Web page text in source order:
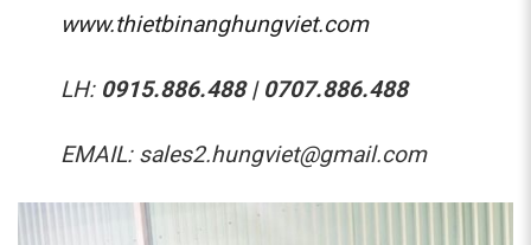
www.thietbinanghungviet.com
LH: 0915.886.488 | 0707.886.488
EMAIL: sales2.hungviet@gmail.com